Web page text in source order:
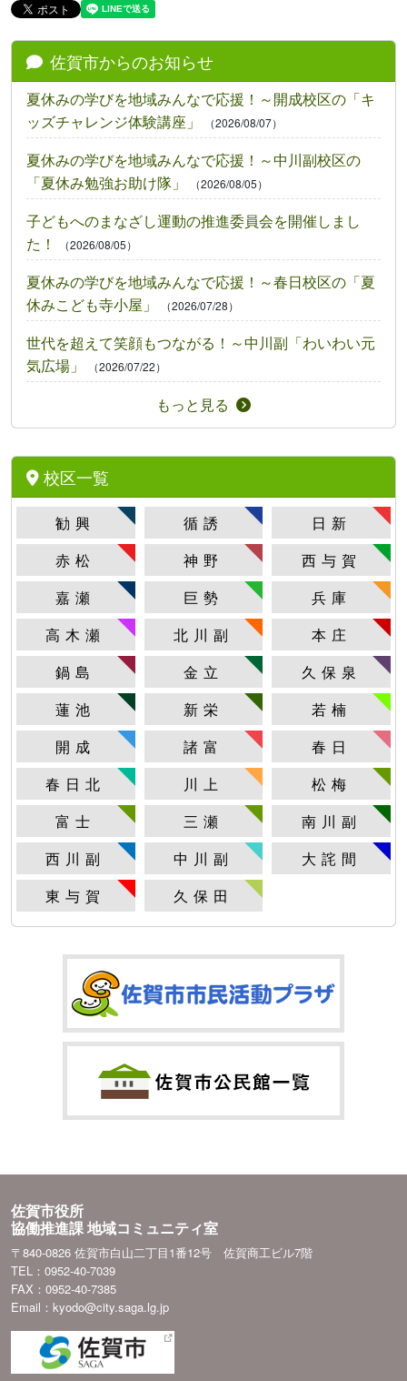
佐賀市からのお知らせ
夏休みの学びを地域みんなで応援！～開成校区の「キ
ッズチャレンジ体験講座」
（2026/08/07）
夏休みの学びを地域みんなで応援！～中川副校区の
「夏休み勉強お助け隊」
（2026/08/05）
子どもへのまなざし運動の推進委員会を開催しまし
た！
（2026/08/05）
夏休みの学びを地域みんなで応援！～春日校区の「夏
休みこども寺小屋」
（2026/07/28）
世代を超えて笑顔もつながる！～中川副「わいわい元
気広場」
（2026/07/22）
もっと見る
校区一覧
勧興 循誘
日新
赤松
神野
西与賀
嘉瀬
巨勢
兵庫
高木瀬
北川副
本庄
鍋島
金立
久保泉
蓮池
新栄
若楠
開成
諸富
春日
春日北
川上
松梅
富士
三瀬
南川副
西川副
中川副
大詫間
東与賀
久保田
佐賀市役所
協働推進課 地域コミュニティ室
〒840-0826 佐賀市白山二丁目1番12号 佐賀商工ビル7階
TEL：0952-40-7039
FAX：0952-40-7385
Email：kyodo@city.saga.lg.jp